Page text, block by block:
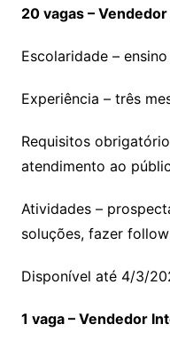
20 vagas –
Escolaridade –
Experiência – três
Requisitos
atendimento ao
Atividades –
soluções, fazer
Disponível até 4/3/
1 vaga – Vendedor